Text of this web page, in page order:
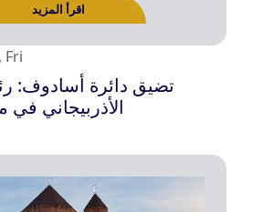
Fri
تضيق دائرة أسادوف:
الأذربيجاني